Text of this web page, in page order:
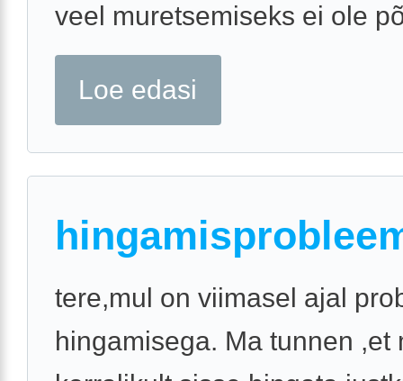
veel muretsemiseks ei ole
Loe edasi
tere,mul on viimasel ajal
hingamisega. Ma tunnen ,et